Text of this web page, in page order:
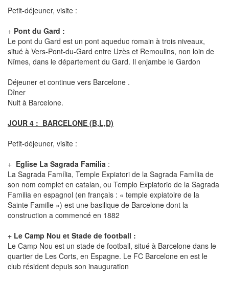
Petit-déjeuner, visite :
+ Pont du Gard :
Le pont du Gard est un pont aqueduc romain à trois niveaux,
situé à Vers-Pont-du-Gard entre Uzès et Remoulins, non loin de
Nîmes, dans le département du Gard. Il enjambe le Gardon
Déjeuner et continue vers Barcelone .
Dîner
Nuit à Barcelone.
JOUR 4 : BARCELONE (B,L,D)
Petit-déjeuner, visite :
+ Eglise La Sagrada Familia :
La Sagrada Família, Temple Expiatori de la Sagrada Família de
son nom complet en catalan, ou Templo Expiatorio de la Sagrada
Familia en espagnol (en français : « temple expiatoire de la
Sainte Famille ») est une basilique de Barcelone dont la
construction a commencé en 1882
+ Le Camp Nou et Stade de football :
Le Camp Nou est un stade de football, situé à Barcelone dans le
quartier de Les Corts, en Espagne. Le FC Barcelone en est le
club résident depuis son inauguration